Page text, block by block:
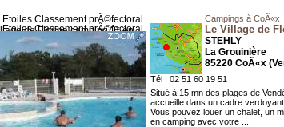
Campings à CoÃ«x
Le Village de
STEHLY
La Grouinière
85220 CoÃ«x
Tél : 02 51 60 19 51
Situé à 15 mn des plages de
accueille dans un cadre verdoyant
Vous pouvez louer un chalet, un
en camping avec votre ...